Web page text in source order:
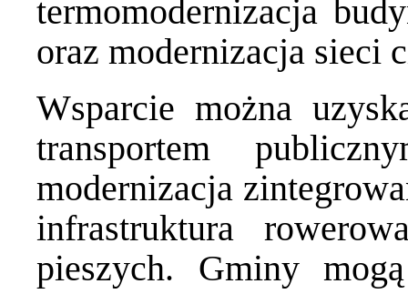
termomodernizacja
oraz modernizacja sieci
Wsparcie można
transportem
modernizacja
infrastruktura
pieszych. Gminy